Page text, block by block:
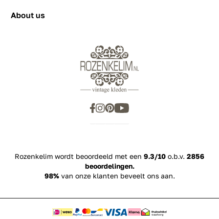
About us
Rozenkelim wordt beoordeeld met een 9.3/10 o.b.v. 2856
beoordelingen.
98%van onze klanten beveelt ons aan.